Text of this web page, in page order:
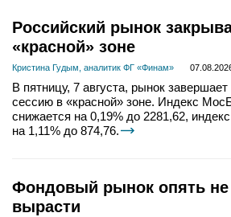
Российский рынок
«красной» зоне
Кристина Гудым, аналитик ФГ «Финам»
В пятницу, 7 августа, рынок
сессию в «красной» зоне. Индекс
снижается на 0,19% до 2281,62,
на 1,11% до 874,76.
Фондовый рынок опять не
вырасти